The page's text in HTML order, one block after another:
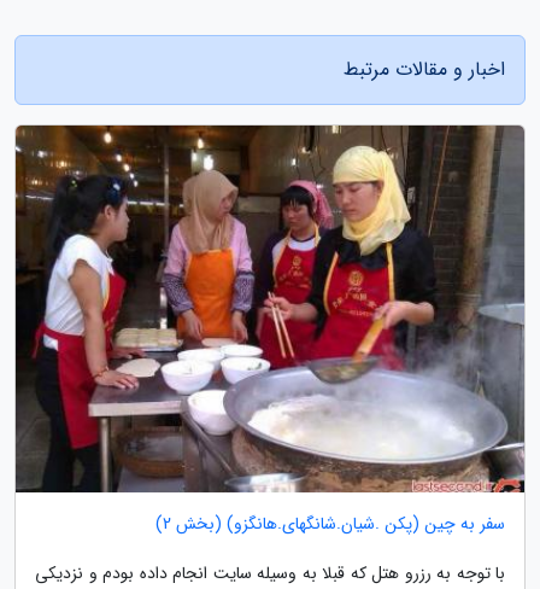
اخبار و مقالات مرتبط
سفر به چین (پکن .شیان.شانگهای.هانگزو) (بخش 2)
با توجه به رزرو هتل که قبلا به وسیله سایت انجام داده بودم و نزدیکی